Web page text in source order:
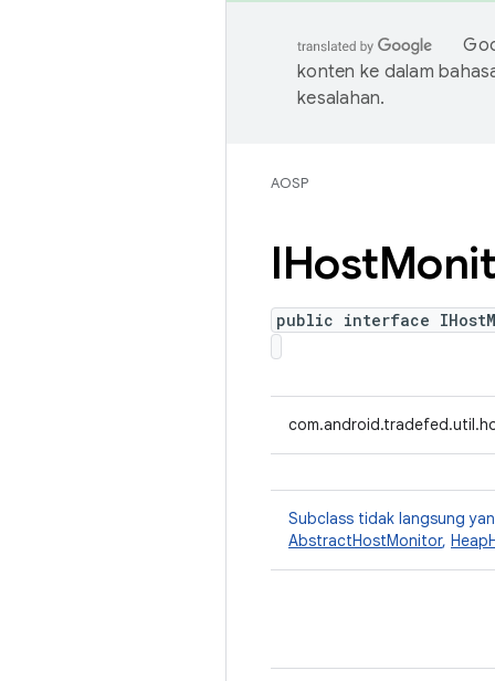
konten ke dalam
kesalahan.
AOSP
IHost
public interface
Subclass tidak langsung
AbstractHostMonitor,